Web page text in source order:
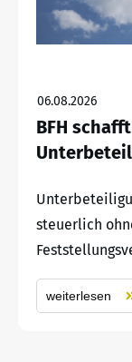
06.08.2026
BFH
steuerlich
weiterlesen